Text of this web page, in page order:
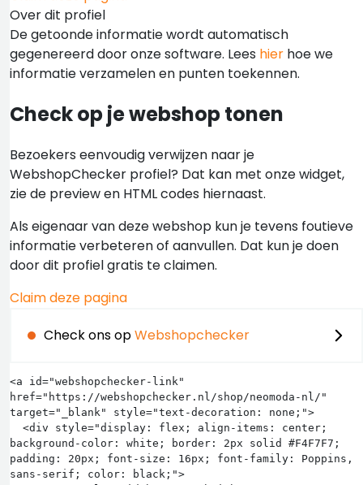
Over dit profiel
De getoonde informatie wordt automatisch
gegenereerd door onze software. Lees hier hoe we
informatie verzamelen en punten toekennen.
Check op je webshop tonen
Bezoekers eenvoudig verwijzen naar je
WebshopChecker profiel? Dat kan met onze widget,
zie de preview en HTML codes hiernaast.
Als eigenaar van deze webshop kun je tevens foutieve
informatie verbeteren of aanvullen. Dat kun je doen
door dit profiel gratis te claimen.
Claim deze pagina
Check ons opWebshopchecker
<a id="webshopchecker-link"
href="https://webshopchecker.nl/shop/neomoda-nl/"
target="_blank" style="text-decoration: none;">
background-color: white; border: 2px solid #F4F7F7;
padding: 20px; font-size: 16px; font-family: Poppins,
sans-serif; color: black;">